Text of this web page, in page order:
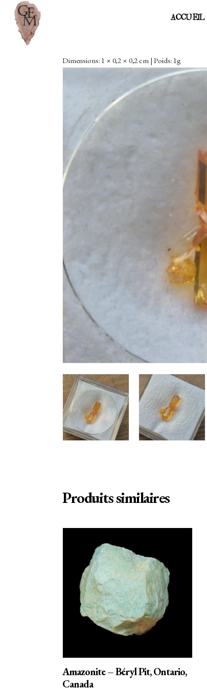
ACCUEIL
Dimensions: 1 × 0,2 × 0,2 cm | Poids: 1g
Produits similaires
AJOUTER AU PANIER
Amazonite – Béryl Pit, Ontario,
Canada